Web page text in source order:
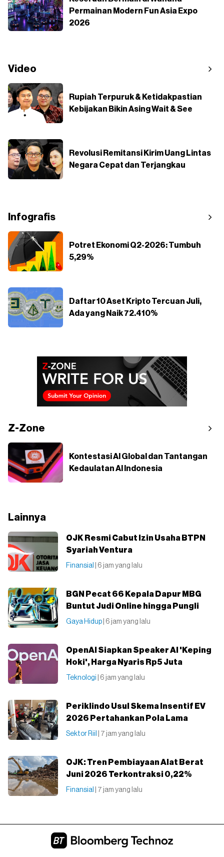
Permainan Modern Fun Asia Expo
2026
Video
Rupiah Terpuruk & Ketidakpastian
Kebijakan Bikin Asing Wait & See
Revolusi Remitansi Kirim Uang Lintas
Negara Cepat dan Terjangkau
Infografis
Potret Ekonomi Q2-2026: Tumbuh
5,29%
Daftar 10 Aset Kripto Tercuan Juli,
Ada yang Naik 72.410%
Z-Zone
Kontestasi AI Global dan Tantangan
Kedaulatan AI Indonesia
Lainnya
OJK Resmi Cabut Izin Usaha BTPN
Syariah Ventura
Finansial | 6 jam yang lalu
BGN Pecat 66 Kepala Dapur MBG
Buntut Judi Online hingga Pungli
Gaya Hidup | 6 jam yang lalu
OpenAI Siapkan Speaker AI 'Keping
Hoki', Harga Nyaris Rp5 Juta
Teknologi | 6 jam yang lalu
Periklindo Usul Skema Insentif EV
2026 Pertahankan Pola Lama
Sektor Riil | 7 jam yang lalu
OJK: Tren Pembiayaan Alat Berat
Juni 2026 Terkontraksi 0,22%
Finansial | 7 jam yang lalu